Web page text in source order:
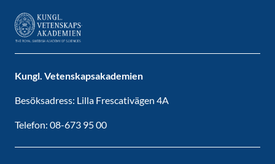
Kungl. Vetenskapsakademien
Besöksadress: Lilla Frescativägen 4A
Telefon: 08-673 95 00